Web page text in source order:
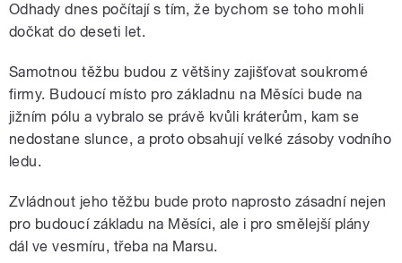
Odhady dnes počítají s tím, že bychom se toho mohli
dočkat do deseti let.
Samotnou těžbu budou z většiny zajišťovat soukromé
firmy. Budoucí místo pro základnu na Měsíci bude na
jižním pólu a vybralo se právě kvůli kráterům, kam se
nedostane slunce, a proto obsahují velké zásoby vodního
ledu.
Zvládnout jeho těžbu bude proto naprosto zásadní nejen
pro budoucí základu na Měsíci, ale i pro smělejší plány
dál ve vesmíru, třeba na Marsu.